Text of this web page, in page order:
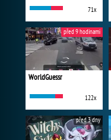
71x
WorldGuessr
122x
před 9 hodinami
před 3 dny